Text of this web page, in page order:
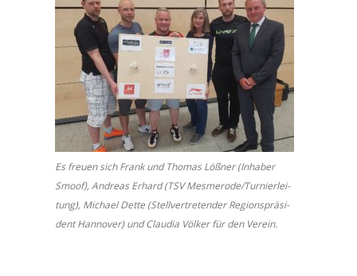
Es freu­en sich Frank und Tho­mas Löß­ner (In­ha­ber
Smoof), An­dre­as Er­hard (TSV Mes­mero­de/Tur­nier­lei­
tung), Mi­cha­el Dette (Stell­ver­tre­ten­der Re­gi­ons­prä­si­
dent Han­no­ver) und Clau­dia Völ­ker für den Ver­ein.